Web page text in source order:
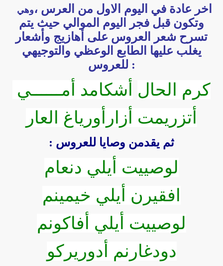
وهياخر عادة في اليوم الاول من العرس ،
وتكون قبل فجر اليوم الموالي حيث يتم
تسرح شعر العروس على أهازيج وأشعار
يغلب عليها الطابع الوعظي والتوجيهي
للعروس :
أشكامد أمــــــي
كرم الحال
أتزريمت أزارأورياغ العار
ثم يقدمن وصايا للعروس :
لوصييت أيلي دنعام
افقيرن أيلي خيمينم
لوصييت أيلي أفاكونم
دودغارنم أدوريركو